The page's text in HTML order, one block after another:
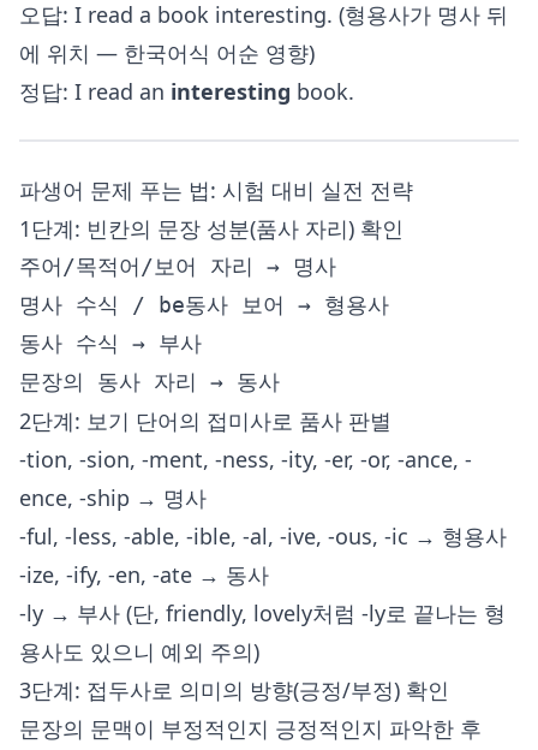
오답: I read a book interesting. (형용사가 명사 뒤
에 위치 — 한국어식 어순 영향)
정답: I read an interesting book.
파생어 문제 푸는 법: 시험 대비 실전 전략
1단계: 빈칸의 문장 성분(품사 자리) 확인
주어/목적어/보어 자리 → 명사
명사 수식 / be동사 보어 → 형용사
동사 수식 → 부사
2단계: 보기 단어의 접미사로 품사 판별
-tion, -sion, -ment, -ness, -ity, -er, -or, -ance, -
ence, -ship → 명사
-ful, -less, -able, -ible, -al, -ive, -ous, -ic → 형용사
-ize, -ify, -en, -ate → 동사
-ly → 부사 (단, friendly, lovely처럼 -ly로 끝나는 형
용사도 있으니 예외 주의)
3단계: 접두사로 의미의 방향(긍정/부정) 확인
문장의 문맥이 부정적인지 긍정적인지 파악한 후